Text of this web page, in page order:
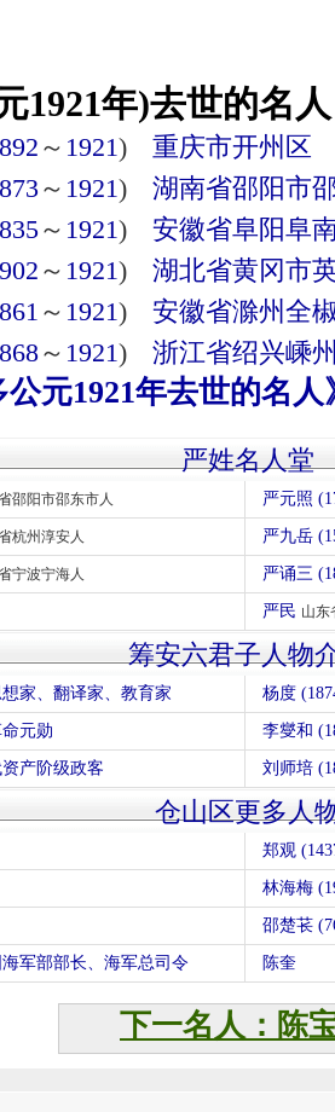
年)去世的名
～ 1921) 重庆市开州区
～ 1921) 湖南省邵阳市
～ 1921) 安徽省阜阳阜
～ 1921) 湖北省黄冈市
～ 1921) 安徽省滁州 全
～ 1921) 浙江省绍兴嵊
公元1921年去世的名人
严姓名人堂
邵阳市邵东市人 严元照
杭州淳安人 严九岳
宁波宁海人 严诵三
严民 山东
筹安六君子人物
家、翻译家、教育家 杨度
元勋 李燮和
产阶级政客
仓山区更多人
郑观
林海梅
邵楚苌
军部部长、海军总司令 陈奎
下一名人：陈